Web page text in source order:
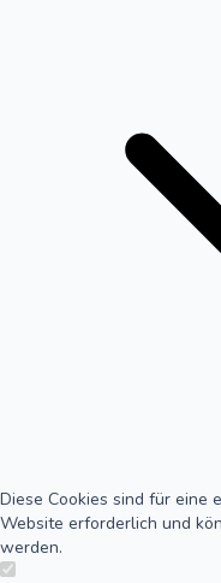
Diese Cookies sind für eine
Website erforderlich und
werden.